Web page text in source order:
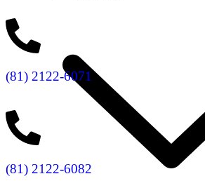
(81) 2122-6071
(81) 2122-6082